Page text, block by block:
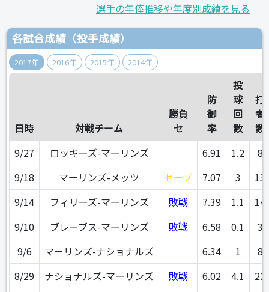
選手の年俸推移や年度別成績を見る
各試合成績（投手成績）
2017年 2016年 2015年 2014年
日時 対戦チーム
勝負
セ
防
御
率
投
球
回
数
打
者
数
9/27
ロッキーズ-マーリンズ 6.91 1.2
8
9/18
マーリンズ-メッツ セーブ 7.07 3
13
9/14
フィリーズ-マーリンズ 敗戦 7.39 1.1
14
9/10
ブレーブス-マーリンズ 敗戦 6.58 0.1
3
9/6
マーリンズ-ナショナルズ 6.34 1
8
8/29
ナショナルズ-マーリンズ 敗戦 6.02 4.1
22